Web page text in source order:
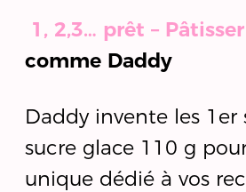
1, 2,3… prêt – Pâtisser
comme Daddy
Daddy invente les 1 er
sucre glace 110 g
unique dédié à vos